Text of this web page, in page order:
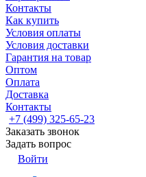
Контакты
Как купить
Условия оплаты
Условия доставки
Гарантия на товар
Оптом
Оплата
Доставка
Контакты
+7 (499) 325-65-23
Заказать звонок
Задать вопрос
Войти